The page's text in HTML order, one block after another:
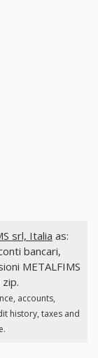
srl, Italia as:
bancari,
METALFIMS
accounts,
history, taxes and